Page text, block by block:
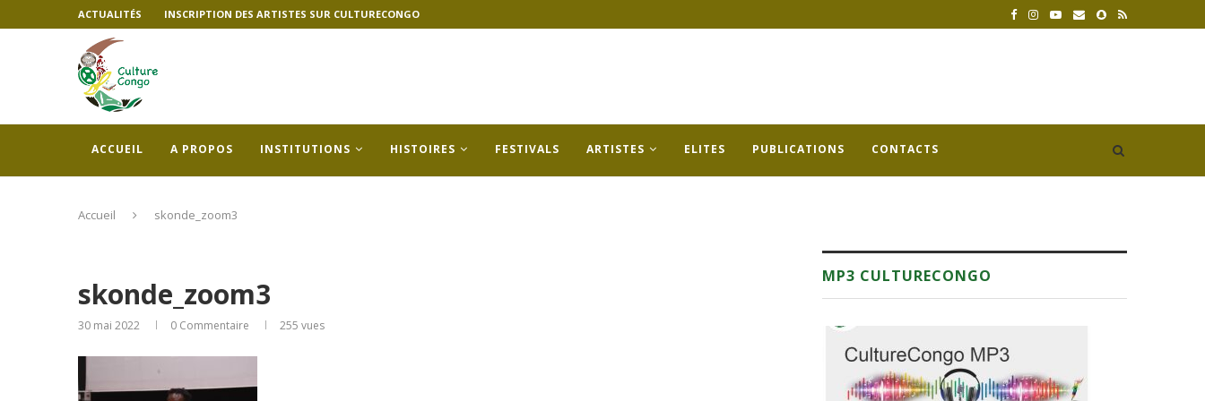
ACTUALITÉS INSCRIPTION DES ARTISTES SUR CULTURECONGO
ACCUEIL A PROPOS INSTITUTIONS HISTOIRES FESTIVALS ARTISTES ELITES PUBLICATIONS CONTACTS
Accueil skonde_zoom3
skonde_zoom3
30 mai 2022 0 Commentaire 255 vues
MP3 CULTURECONGO